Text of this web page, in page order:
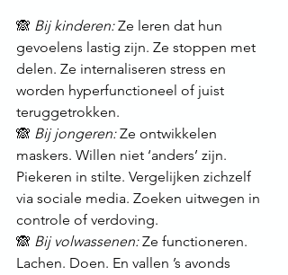
🙈 Bij kinderen: Ze leren dat hun
gevoelens lastig zijn. Ze stoppen met
delen. Ze internaliseren stress en
worden hyperfunctioneel of juist
teruggetrokken.
🙈 Bij jongeren: Ze ontwikkelen
maskers. Willen niet ‘anders’ zijn.
Piekeren in stilte. Vergelijken zichzelf
via sociale media. Zoeken uitwegen in
controle of verdoving.
🙈 Bij volwassenen: Ze functioneren.
Lachen. Doen. En vallen ’s avonds